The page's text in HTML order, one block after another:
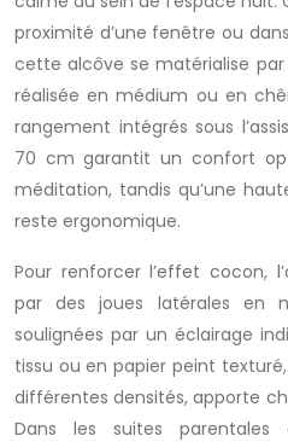
proximité d’une fenêtre ou
cette alcôve se matérialise
réalisée en médium ou en
rangement intégrés sous
70 cm garantit un confort
méditation, tandis qu’une
reste ergonomique.
Pour renforcer l’effet cocon,
par des joues latérales en
soulignées par un éclairage
tissu ou en papier peint
différentes densités, apporte
Dans les suites